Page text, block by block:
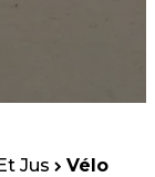
Jus
Vélo